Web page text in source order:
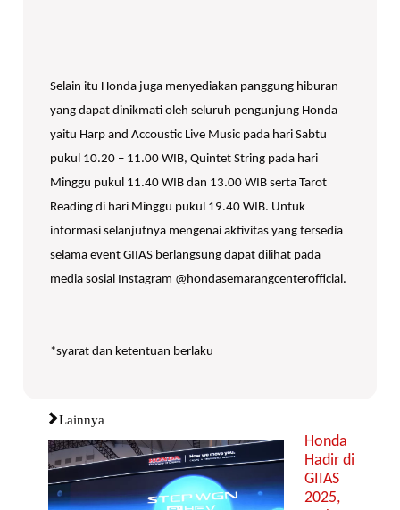
Selain itu Honda juga menyediakan panggung hiburan
yang dapat dinikmati oleh seluruh pengunjung Honda
yaitu Harp and Accoustic Live Music pada hari Sabtu
pukul 10.20 – 11.00 WIB, Quintet String pada hari
Minggu pukul 11.40 WIB dan 13.00 WIB serta Tarot
Reading di hari Minggu pukul 19.40 WIB. Untuk
informasi selanjutnya mengenai aktivitas yang tersedia
selama event GIIAS berlangsung dapat dilihat pada
media sosial Instagram @hondasemarangcenterofficial.
*syarat dan ketentuan berlaku
Lainnya
Honda
Hadir di
GIIAS
2025,